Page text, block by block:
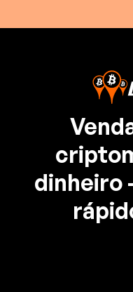
dinheiro